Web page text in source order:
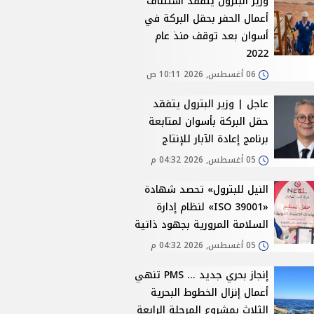
أعمال الحفر بحقل البركة في
أسوان بعد توقف منذ عام
2022
06 أغسطس, 2026 10:11 ص
عاجل | وزير البترول يتفقد
حقل البركة بأسوان لمتابعة
برنامج إعادة الآبار للإنتاج
05 أغسطس, 2026 04:32 م
النيل للبترول» تحصد شهادة
«ISO 39001» لنظام إدارة
السلامة المرورية بجهود ذاتية
05 أغسطس, 2026 04:32 م
إنجاز بحري جديد ... PMS تنهي
أعمال إنزال الخطوط البحرية